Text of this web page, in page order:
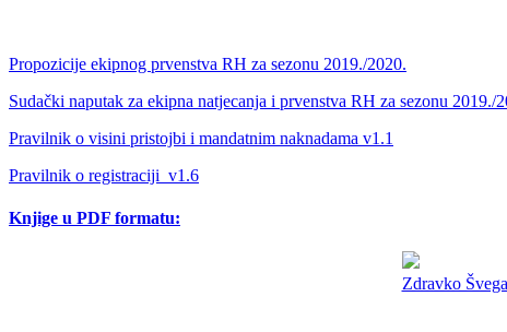
Propozicije ekipnog prvenstva RH za sezonu 2019./2020.
Sudački naputak za ekipna natjecanja i prvenstva RH za sezonu 2019./
Pravilnik o visini pristojbi i mandatnim naknadama v1.1
Pravilnik o registraciji_v1.6
Knjige u PDF formatu:
Zdravko